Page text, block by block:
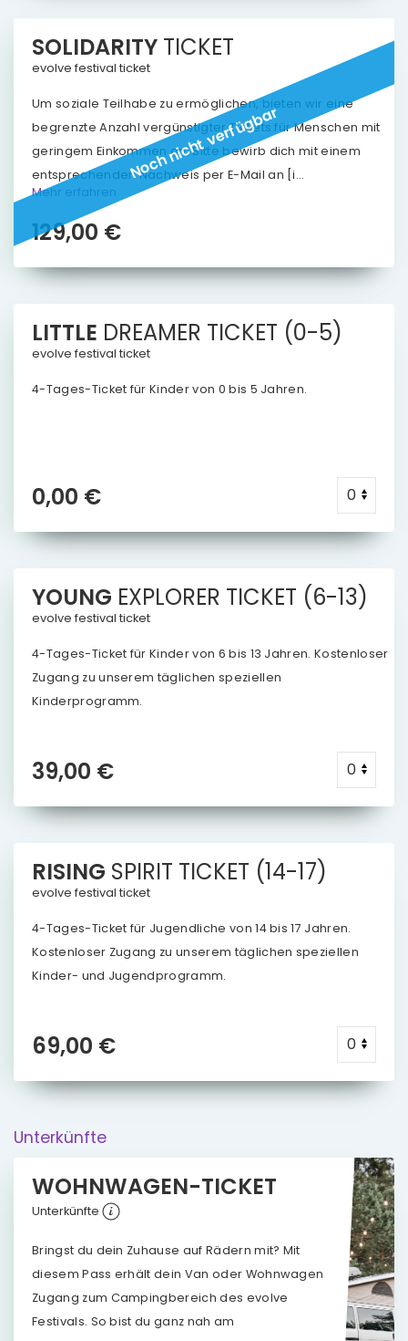
SOLIDARITY TICKET
evolve festival ticket
Um soziale Teilhabe zu ermöglichen, bieten wir eine
begrenzte Anzahl vergünstigter Tickets für Menschen mit
geringem Einkommen an. Bitte bewirb dich mit einem
entsprechenden Nachweis per E-Mail an [i...
Mehr erfahren
129,00 €
Noch nicht verfügbar
LITTLE DREAMER TICKET (0-5)
evolve festival ticket
4-Tages-Ticket für Kinder von 0 bis 5 Jahren.
0,00 €
YOUNG EXPLORER TICKET (6-13)
evolve festival ticket
4-Tages-Ticket für Kinder von 6 bis 13 Jahren. Kostenloser
Zugang zu unserem täglichen speziellen
Kinderprogramm.
39,00 €
RISING SPIRIT TICKET (14-17)
evolve festival ticket
4-Tages-Ticket für Jugendliche von 14 bis 17 Jahren.
Kostenloser Zugang zu unserem täglichen speziellen
Kinder- und Jugendprogramm.
69,00 €
Unterkünfte
WOHNWAGEN-TICKET
Unterkünfte
Bringst du dein Zuhause auf Rädern mit? Mit
diesem Pass erhält dein Van oder Wohnwagen
Zugang zum Campingbereich des evolve
Festivals. So bist du ganz nah am